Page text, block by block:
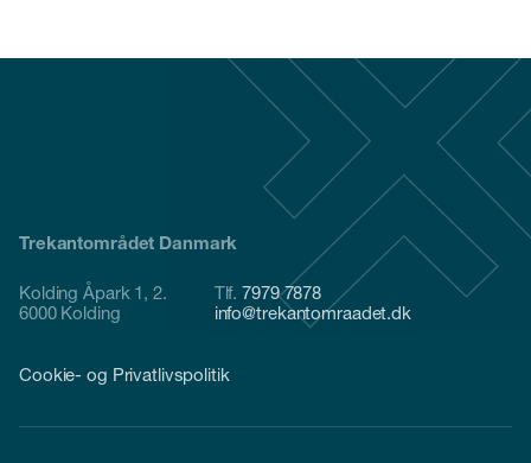
Trekantområdet Danmark
Kolding Åpark 1, 2.
6000 Kolding
Tlf.7979 7878
info@trekantomraadet.dk
Cookie- og Privatlivspolitik